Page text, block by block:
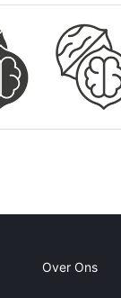
Over Ons